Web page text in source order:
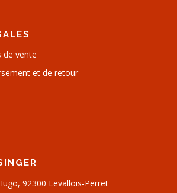
de vente
et de retour
92300 Levallois-Perret